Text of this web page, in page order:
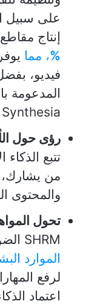
على سبيل
إنتاج مقاطع
%، مما
فيديو،
المدعومة
Synthesia
رؤى حول
تتبع
من
والمحتوى
تحول
SHRM الضوء على أن
الموارد
لرفع